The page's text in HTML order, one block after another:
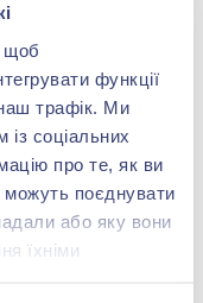
щоб
функції
трафік. Ми
соціальних
про те, як ви
поєднувати
або яку вони
їхніми
зі срібла
375° без вставки,
грн
грн